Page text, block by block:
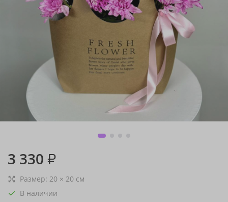
3 330 ₽
Размер: 20 × 20 см
В наличии